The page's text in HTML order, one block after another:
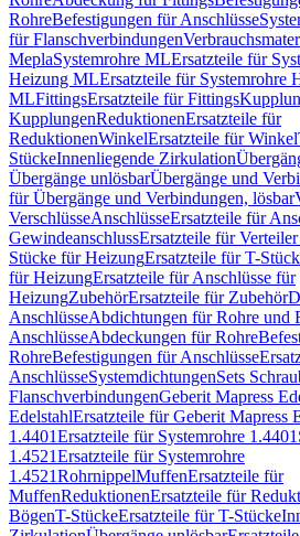
RohreBefestigungen für Anschlüsse
für Flanschverbindungen
MeplaSystemrohre MLErsatzteile für
Heizung MLErsatzteile für Systemrohre
MLFittingsErsatzteile für Fittings
KupplungenReduktionenErsatzteile für
ReduktionenWinkelErsatzteile für Winkel
StückeInnenliegende Zirkulation
Übergänge unlösbarÜbergänge und
für Übergänge und Verbindungen, lösbar
VerschlüsseAnschlüsseErsatzteile für
GewindeanschlussErsatzteile für
Stücke für HeizungErsatzteile für T-
für HeizungErsatzteile für Anschlüsse für
HeizungZubehörErsatzteile für Zubehör
AnschlüsseAbdichtungen für Rohre und
AnschlüsseAbdeckungen für Rohre
RohreBefestigungen für Anschlüsse
AnschlüsseSystemdichtungenSets
FlanschverbindungenGeberit Mapress
EdelstahlErsatzteile für Geberit Mapress
1.4401Ersatzteile für Systemrohre 1.4401
1.4521Ersatzteile für Systemrohre
1.4521RohrnippelMuffenErsatzteile für
MuffenReduktionenErsatzteile für
BögenT-StückeErsatzteile für T-Stücke